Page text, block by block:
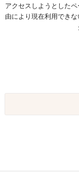
アクセスしようとした
由により現在利用でき